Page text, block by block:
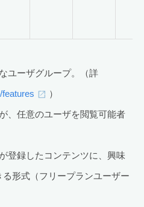
ユーザグループ。（詳
）
、任意のユーザを閲覧可能者
登録したコンテンツに、興味
形式（フリープランユーザー